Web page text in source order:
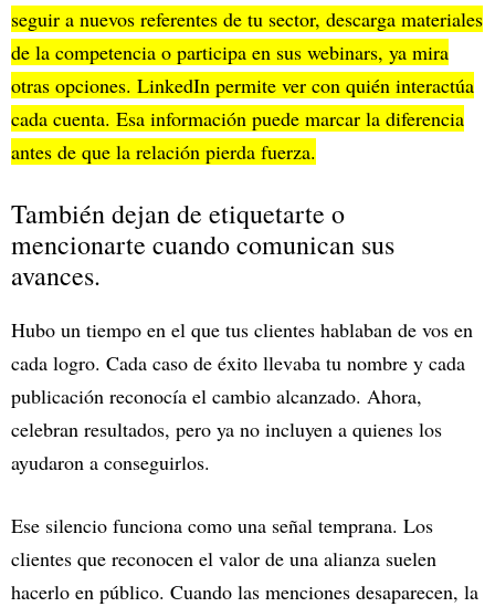
seguir a nuevos referentes de tu sector, descarga materiales
de la competencia o participa en sus webinars, ya mira
otras opciones. LinkedIn permite ver con quién interactúa
cada cuenta. Esa información puede marcar la diferencia
antes de que la relación pierda fuerza.
También dejan de etiquetarte o
mencionarte cuando comunican sus
avances.
Hubo un tiempo en el que tus clientes hablaban de vos en
cada logro. Cada caso de éxito llevaba tu nombre y cada
publicación reconocía el cambio alcanzado. Ahora,
celebran resultados, pero ya no incluyen a quienes los
ayudaron a conseguirlos.
Ese silencio funciona como una señal temprana. Los
clientes que reconocen el valor de una alianza suelen
hacerlo en público. Cuando las menciones desaparecen, la